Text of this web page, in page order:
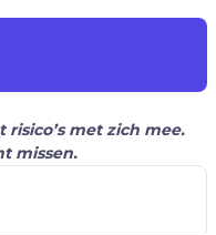
met zich mee.
missen.